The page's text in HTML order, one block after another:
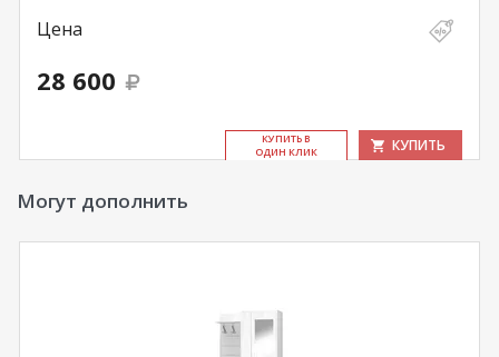
Цена
28 600
КУ­ПИТЬ В
ОДИН КЛИК
КУПИТЬ
Могут дополнить